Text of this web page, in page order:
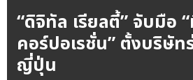
“ดิจิทัล เรียลตี้” จับมือ
คอร์ปอเรชั่น” ตั้งบริษัท
ญี่ปุ่น